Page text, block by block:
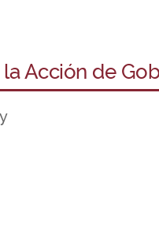
Acción de